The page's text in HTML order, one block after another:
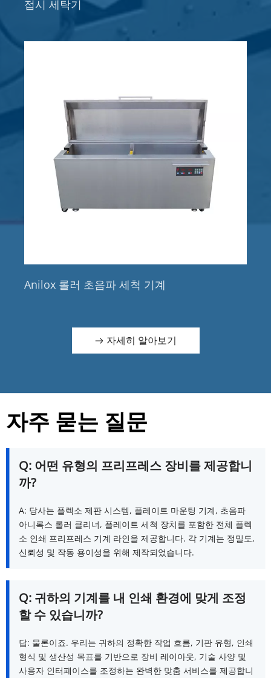
접시 세탁기
Anilox 롤러 ​​초음파 세척 기계
자세히 알아보기
자주 묻는 질문
Q: 어떤 유형의 프리프레스 장비를 제공합니
까?
A: 당사는 플렉소 제판 시스템, 플레이트 마운팅 기계, 초음파
아니록스 롤러 클리너, 플레이트 세척 장치를 포함한 전체 플렉
소 인쇄 프리프레스 기계 라인을 제공합니다. 각 기계는 정밀도,
신뢰성 및 작동 용이성을 위해 제작되었습니다.
Q: 귀하의 기계를 내 인쇄 환경에 맞게 조정
할 수 있습니까?
답: 물론이죠. 우리는 귀하의 정확한 작업 흐름, 기판 유형, 인쇄
형식 및 생산성 목표를 기반으로 장비 레이아웃, 기술 사양 및
사용자 인터페이스를 조정하는 완벽한 맞춤 서비스를 제공합니